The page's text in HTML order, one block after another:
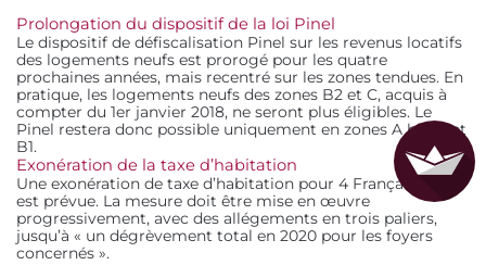
Prolongation du dispositif de la loi Pinel
Le dispositif de défiscalisation Pinel sur les revenus locatifs
des logements neufs est prorogé pour les quatre
prochaines années, mais recentré sur les zones tendues. En
pratique, les logements neufs des zones B2 et C, acquis à
compter du 1er janvier 2018, ne seront plus éligibles. Le
Pinel restera donc possible uniquement en zones A bis, A et
B1.
Exonération de la taxe d’habitation
Une exonération de taxe d’habitation pour 4 Français sur 5
est prévue. La mesure doit être mise en œuvre
progressivement, avec des allégements en trois paliers,
jusqu’à « un dégrèvement total en 2020 pour les foyers
concernés ».